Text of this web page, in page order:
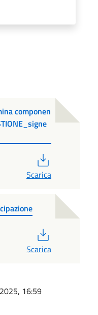
componen
Scarica
Scarica
16:59